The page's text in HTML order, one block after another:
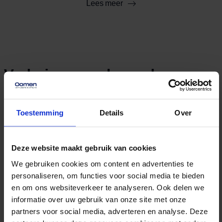
Toestemming Details Over
Deze website maakt gebruik van cookies
We gebruiken cookies om content en advertenties te
personaliseren, om functies voor social media te bieden
en om ons websiteverkeer te analyseren. Ook delen we
informatie over uw gebruik van onze site met onze
partners voor social media, adverteren en analyse. Deze
gereden kilometer op vrijwel alle snelwegen en
bedrijven berekenen de extra kosten door aan
hun […]
Lees meer
Verhuizen zonder gedoe.
Opslag zonder zorgen en een
hebt.
Particuliere verhuizing
Ervaar een zorgeloze
verhuisdag naar je
nieuwe droomplek.
Lees meer